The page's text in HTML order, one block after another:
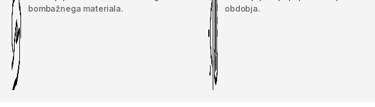
bombažnega materiala.
obdobja.